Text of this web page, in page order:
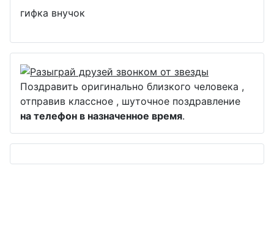
гифка внучок
Поздравить оригинально близкого человека ,
отправив классное , шуточное поздравление
на телефон в назначенное время.